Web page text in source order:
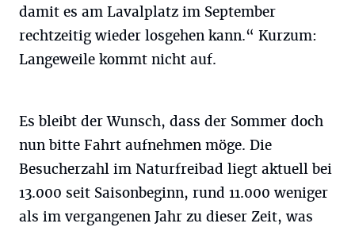
damit es am Lavalplatz im September
rechtzeitig wieder losgehen kann.“ Kurzum:
Langeweile kommt nicht auf.
Es bleibt der Wunsch, dass der Sommer doch
nun bitte Fahrt aufnehmen möge. Die
Besucherzahl im Naturfreibad liegt aktuell bei
13.000 seit Saisonbeginn, rund 11.000 weniger
als im vergangenen Jahr zu dieser Zeit, was